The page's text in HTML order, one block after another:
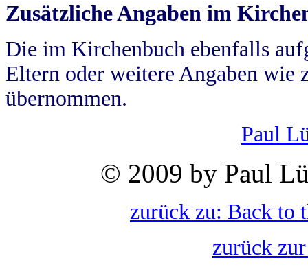
Zusätzliche Angaben im
Die im Kirchenbuch ebenfalls
Eltern oder weitere Angaben wie
übernommen.
Paul
© 2009 by Paul
zurück zu: Back to
zurück